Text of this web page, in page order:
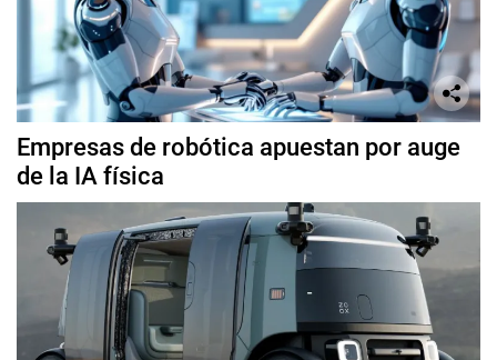
Empresas de robótica apuestan por auge
de la IA física